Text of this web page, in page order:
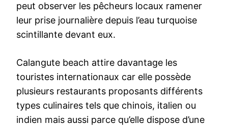
peut observer les pêcheurs locaux ramener
leur prise journalière depuis l’eau turquoise
scintillante devant eux.
Calangute beach attire davantage les
touristes internationaux car elle possède
plusieurs restaurants proposants différents
types culinaires tels que chinois, italien ou
indien mais aussi parce qu’elle dispose d’une